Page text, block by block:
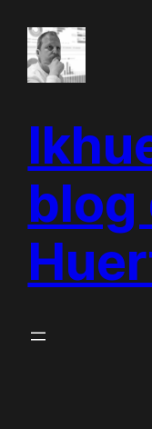
contenido
blog